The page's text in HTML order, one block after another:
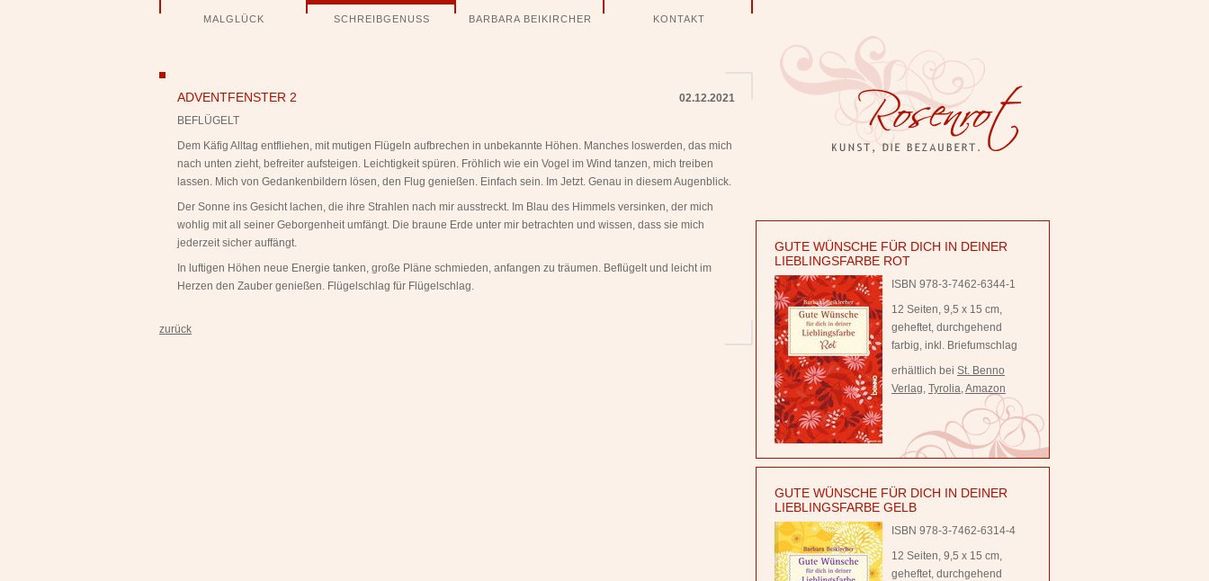
überspringenMALGLÜCK SCHREIBGENUSS BARBARA BEIKIRCHER KONTAKT
ADVENTFENSTER 2
02.12.2021
BEFLÜGELT
Dem Käfig Alltag entfliehen, mit mutigen Flügeln aufbrechen in unbekannte Höhen. Manches loswerden, das mich
nach unten zieht, befreiter aufsteigen. Leichtigkeit spüren. Fröhlich wie ein Vogel im Wind tanzen, mich treiben
lassen. Mich von Gedankenbildern lösen, den Flug genießen. Einfach sein. Im Jetzt. Genau in diesem Augenblick.
Der Sonne ins Gesicht lachen, die ihre Strahlen nach mir ausstreckt. Im Blau des Himmels versinken, der mich
wohlig mit all seiner Geborgenheit umfängt. Die braune Erde unter mir betrachten und wissen, dass sie mich
jederzeit sicher auffängt.
In luftigen Höhen neue Energie tanken, große Pläne schmieden, anfangen zu träumen. Beflügelt und leicht im
Herzen den Zauber genießen. Flügelschlag für Flügelschlag.
zurück
GUTE WÜNSCHE FÜR DICH IN DEINER
LIEBLINGSFARBE ROT
ISBN 978-3-7462-6344-1
12 Seiten, 9,5 x 15 cm,
geheftet, durchgehend
farbig, inkl. Briefumschlag
erhältlich bei St. Benno
Verlag, Tyrolia,Amazon
GUTE WÜNSCHE FÜR DICH IN DEINER
LIEBLINGSFARBE GELB
ISBN 978-3-7462-6314-4
12 Seiten, 9,5 x 15 cm,
geheftet, durchgehend